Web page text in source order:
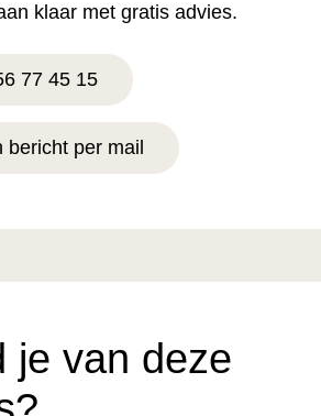
klaar met gratis advies.
77 45 15
bericht per mail
je van deze